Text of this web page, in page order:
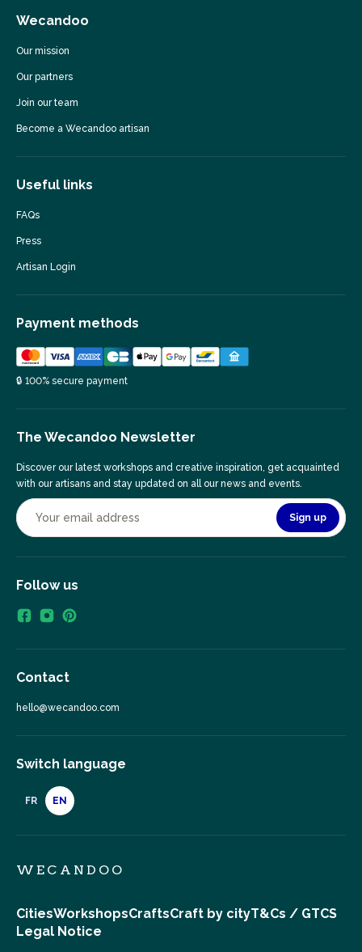
Wecandoo
Our mission
Our partners
Join our team
Become a Wecandoo artisan
Useful links
FAQs
Press
Artisan Login
Payment methods
🔒 100% secure payment
The Wecandoo Newsletter
Discover our latest workshops and creative inspiration, get acquainted
with our artisans and stay updated on all our news and events.
Sign up
Follow us
Contact
hello@wecandoo.com
Switch language
FR EN
WECANDOO
CitiesWorkshopsCraftsCraft by cityT&Cs / GTCS
Legal Notice